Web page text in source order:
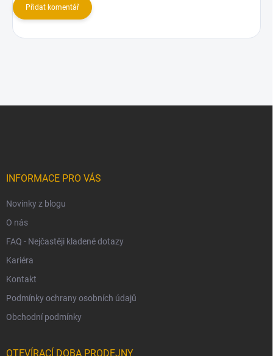
Přidat komentář
INFORMACE PRO VÁS
Novinky z blogu
O nás
FAQ - Nejčastěji kladené dotazy
Kariéra
Kontakt
Podmínky ochrany osobních údajů
Obchodní podmínky
OTEVÍRACÍ DOBA PRODEJNY